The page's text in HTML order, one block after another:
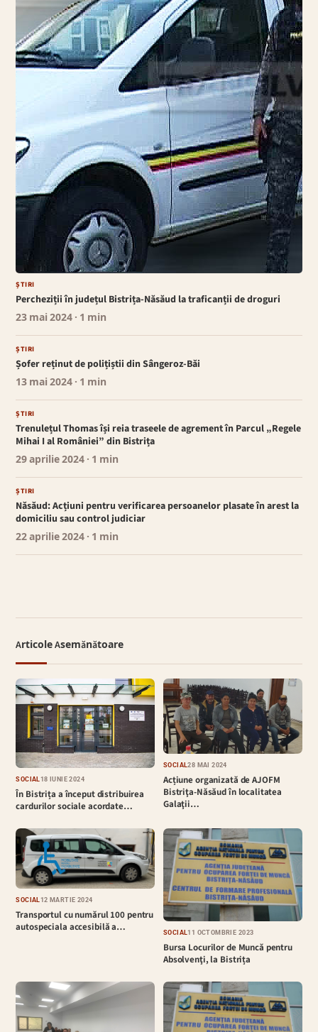
ȘTIRI
Percheziții în județul Bistrița-Năsăud la traficanții de droguri
23 mai 2024 · 1 min
ȘTIRI
Șofer reținut de polițiștii din Sângeroz-Băi
13 mai 2024 · 1 min
ȘTIRI
Trenulețul Thomas își reia traseele de agrement în Parcul „Regele
Mihai I al României” din Bistrița
29 aprilie 2024 · 1 min
ȘTIRI
Năsăud: Acțiuni pentru verificarea persoanelor plasate în arest la
domiciliu sau control judiciar
22 aprilie 2024 · 1 min
Articole Asemănătoare
SOCIAL 18 IUNIE 2024
În Bistrița a început distribuirea
cardurilor sociale acordate…
SOCIAL28 MAI 2024
Acțiune organizată de AJOFM
Bistriţa-Năsăud în localitatea
Galaţii…
SOCIAL 12 MARTIE 2024
Transportul cu numărul 100 pentru
autospeciala accesibilă a…
SOCIAL11 OCTOMBRIE 2023
Bursa Locurilor de Muncă pentru
Absolvenţi, la Bistrița